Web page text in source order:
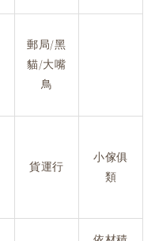
郵局/黑
貓/大嘴
鳥
貨運行
小傢俱
類